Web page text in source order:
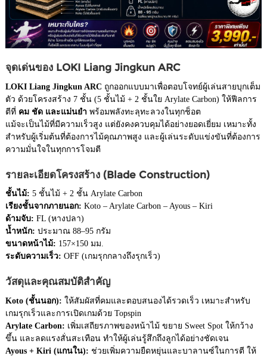
จุดเด่นของ LOKI Liang Jingkun ARC
LOKI Liang Jingkun ARC ถูกออกแบบมาเพื่อตอบโจทย์ผู้เล่นสายบุกเต็ม
ตัว ด้วยโครงสร้าง 7 ชั้น (5 ชั้นไม้ + 2 ชั้นใย Arylate Carbon) ให้ฟีลการ
ตีที่ คม ชัด และแม่นยำ พร้อมพลังทะลุทะลวงในทุกช็อต
แม้จะเป็นไม้ที่มีความเร็วสูง แต่ยังคงควบคุมได้อย่างยอดเยี่ยม เหมาะทั้ง
สำหรับผู้เริ่มต้นที่ต้องการไม้คุณภาพสูง และผู้เล่นระดับแข่งขันที่ต้องการ
ความมั่นใจในทุกการโจมตี
รายละเอียดโครงสร้าง (Blade Construction)
ชั้นไม้: 5 ชั้นไม้ + 2 ชั้น Arylate Carbon
เรียงชั้นจากภายนอก: Koto – Arylate Carbon – Ayous – Kiri
ด้ามจับ: FL (หางปลา)
น้ำหนัก: ประมาณ 88–95 กรัม
ขนาดหน้าไม้: 157×150 มม.
ระดับความเร็ว: OFF (เกมรุกกลางถึงรุกเร็ว)
วัสดุและคุณสมบัติสำคัญ
Koto (ชั้นนอก): ให้สัมผัสที่คมและตอบสนองได้รวดเร็ว เหมาะสำหรับ
เกมรุกเร็วและการเปิดเกมด้วย Topspin
Arylate Carbon: เพิ่มเสถียรภาพของหน้าไม้ ขยาย Sweet Spot ให้กว้าง
ขึ้น และลดแรงสั่นสะเทือน ทำให้ผู้เล่นรู้สึกถึงลูกได้อย่างชัดเจน
Ayous + Kiri (แกนใน): ช่วยเพิ่มความยืดหยุ่นและบาลานซ์ในการตี ให้